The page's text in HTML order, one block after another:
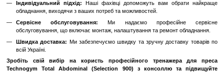
Зручність та комфорт:М'які накладки та зручні ручки
максимальний комфорт під час тренування, а
зосередитися на правильному виконанні вправ.
Особливості Technogym Total Abdominal (Selection 900):
Сучасний дизайн:
але й ідеально вписується в інтер'єр будь-якого спортзалу.